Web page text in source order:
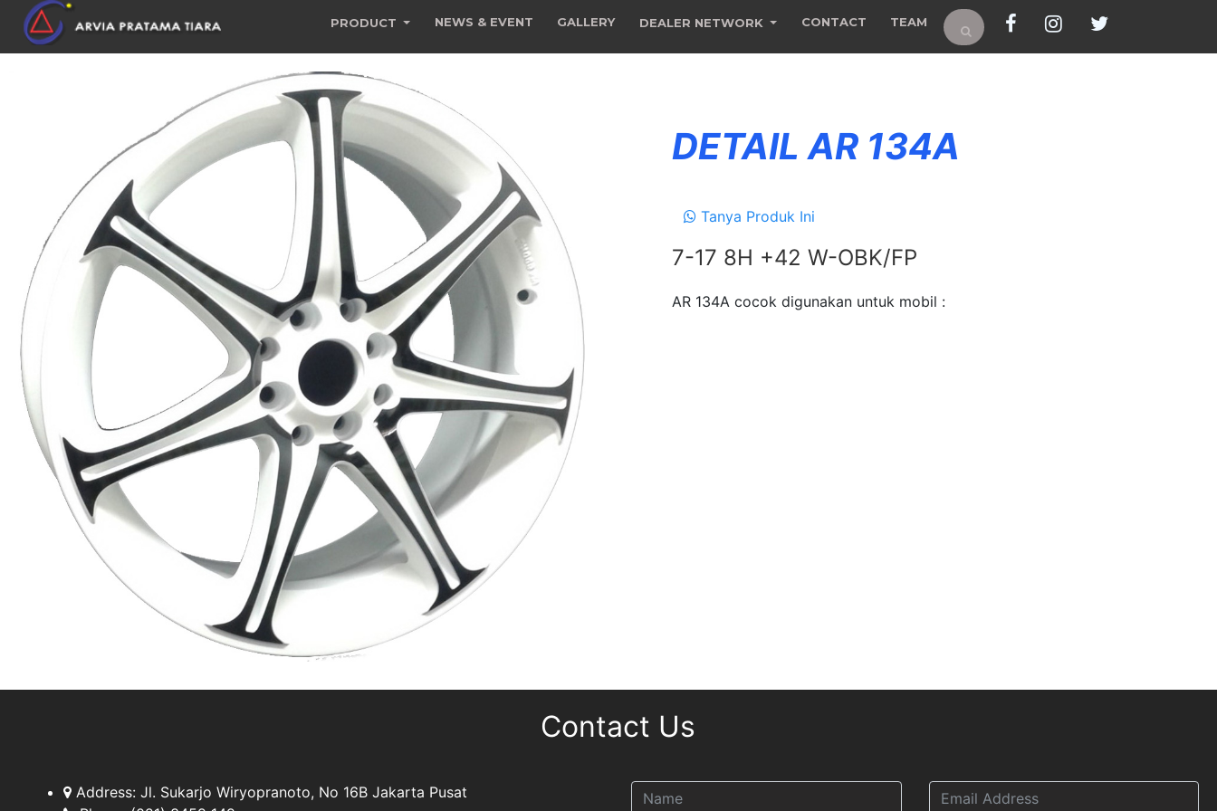
PRODUCT NEWS & EVENT GALLERY DEALER NETWORK CONTACT TEAM
DETAIL AR 134A
Tanya Produk Ini
7-17 8H +42 W-OBK/FP
AR 134A cocok digunakan untuk mobil :
Contact Us
Address: Jl. Sukarjo Wiryopranoto, No 16B Jakarta Pusat